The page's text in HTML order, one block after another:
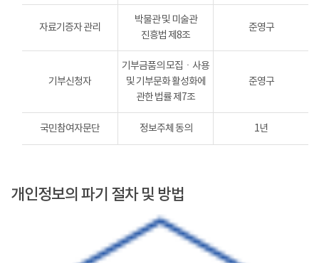
자료기증자 관리
박물관 및 미술관
진흥법 제8조
준영구
기부신청자
기부금품의 모집ㆍ사용
및 기부문화 활성화에
관한 법률 제7조
준영구
국민참여자문단 정보주체 동의 1년
개인정보의 파기 절차 및 방법